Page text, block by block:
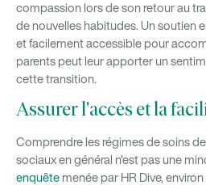
compassion lors de son retour au
de nouvelles habitudes. Un soutien
et facilement accessible pour
parents peut leur apporter un
cette transition.
Assurer l'accès et la
Comprendre les régimes de soins
sociaux en général n'est pas une
enquête menée par HR Dive,